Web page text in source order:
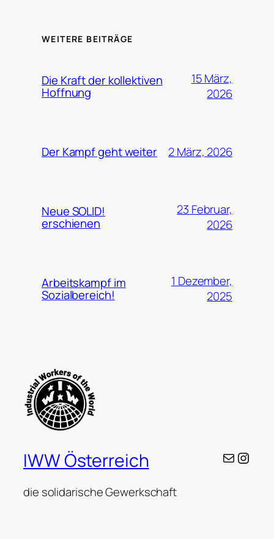
WEITERE BEITRÄGE
Die Kraft der kollektiven
Hoffnung
15 März,
2026
Der Kampf geht weiter 2 März, 2026
Neue SOLID!
erschienen
23 Februar,
2026
Arbeitskampf im
Sozialbereich!
1 Dezember,
2025
IWW Österreich
die solidarische Gewerkschaft
E-Mail